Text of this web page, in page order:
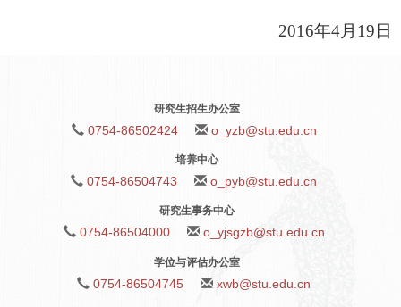
2016年4月 19 日
研究生招生办公室
0754-86502424 o_yzb@stu.edu.cn
培养中心
0754-86504743 o_pyb@stu.edu.cn
研究生事务中心
0754-86504000 o_yjsgzb@stu.edu.cn
学位与评估办公室
0754-86504745 xwb@stu.edu.cn